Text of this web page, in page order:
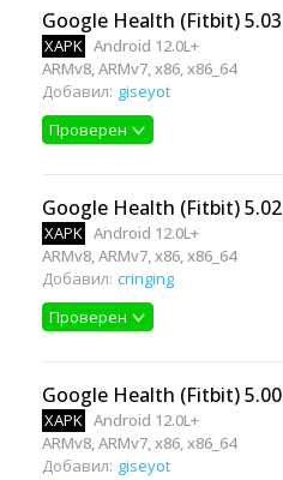
Google Health (Fitbit) 5.03
XAPK Android 12.0L+
ARMv8, ARMv7, x86, x86_64
Добавил: giseyot
Проверен
Google Health (Fitbit) 5.02
XAPK Android 12.0L+
ARMv8, ARMv7, x86, x86_64
Добавил: cringing
Проверен
Google Health (Fitbit)
XAPK Android 12.0L+
ARMv8, ARMv7, x86, x86_64
Добавил: giseyot